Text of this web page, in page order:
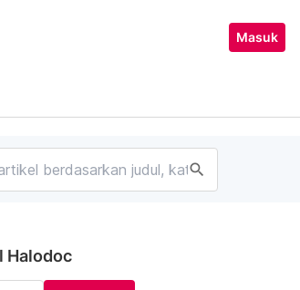
Masuk
search
Halodoc